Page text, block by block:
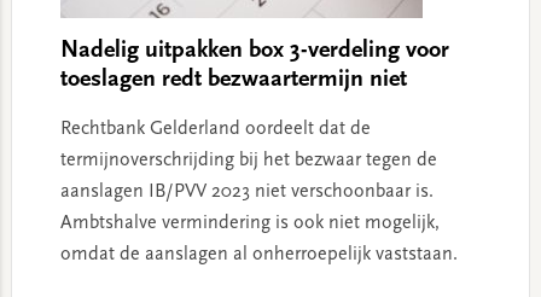
Nadelig uitpakken box 3-verdeling voor
toeslagen redt bezwaartermijn niet
Rechtbank Gelderland oordeelt dat de
termijnoverschrijding bij het bezwaar tegen de
aanslagen IB/PVV 2023 niet verschoonbaar is.
Ambtshalve vermindering is ook niet mogelijk,
omdat de aanslagen al onherroepelijk vaststaan.